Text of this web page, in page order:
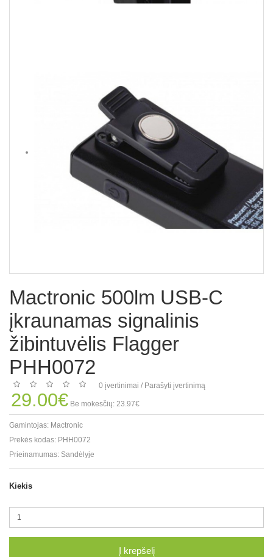
Mactronic 500lm USB-C
įkraunamas signalinis
žibintuvėlis Flagger
PHH0072
0 įvertinimai / Parašyti įvertinimą
29.00€ Be mokesčių: 23.97€
Gamintojas: Mactronic
Prekės kodas: PHH0072
Prieinamumas: Sandėlyje
Kiekis
Į krepšelį